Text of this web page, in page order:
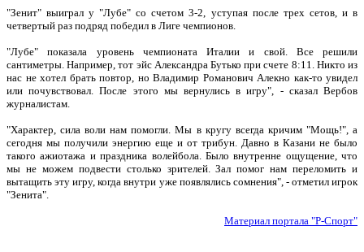
"Зенит" выиграл у "Лубе" со счетом 3-2, уступая после трех сетов, и в
четвертый раз подряд победил в Лиге чемпионов.
"Лубе" показала уровень чемпионата Италии и свой. Все решили
сантиметры. Например, тот эйс Александра Бутько при счете 8:11. Никто из
нас не хотел брать повтор, но Владимир Романович Алекно как-то увидел
или почувствовал. После этого мы вернулись в игру", - сказал Вербов
журналистам.
"Характер, сила воли нам помогли. Мы в кругу всегда кричим "Мощь!", а
сегодня мы получили энергию еще и от трибун. Давно в Казани не было
такого ажиотажа и праздника волейбола. Было внутренне ощущение, что
мы не можем подвести столько зрителей. Зал помог нам переломить и
вытащить эту игру, когда внутри уже появлялись сомнения", - отметил игрок
"Зенита".
Материал портала "Р-Спорт"